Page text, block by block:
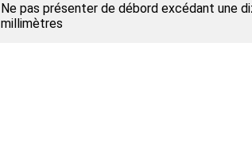
Ne pas présenter de débord excédant une
millimètres